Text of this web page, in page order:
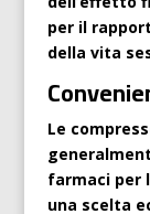
per il
della vita
Le
farmaci per
una scelta